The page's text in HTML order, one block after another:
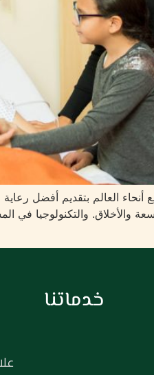
العالم بتقديم أفضل
والأخلاق. والتكنولوجيا
خدماتنا